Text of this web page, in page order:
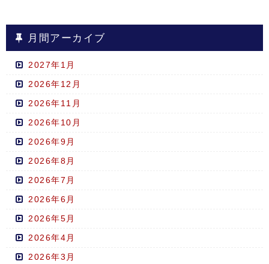
月間アーカイブ
2027年1月
2026年12月
2026年11月
2026年10月
2026年9月
2026年8月
2026年7月
2026年6月
2026年5月
2026年4月
2026年3月